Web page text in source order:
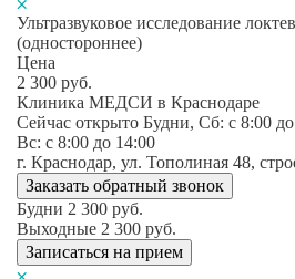
Ультразвуковое исследование
(одностороннее)
Цена
2 300 руб.
Клиника МЕДСИ в Краснодаре
Сейчас открыто Будни, Сб: c 8:00
Вс: c 8:00 до 14:00
г. Краснодар, ул. Тополиная 48,
Заказать обратный звонок
Будни 2 300 руб.
Выходные 2 300 руб.
Записаться на прием